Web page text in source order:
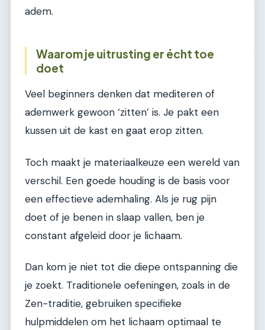
adem.
Waarom je uitrusting er écht toe
doet
Veel beginners denken dat mediteren of
ademwerk gewoon ‘zitten’ is. Je pakt een
kussen uit de kast en gaat erop zitten.
Toch maakt je materiaalkeuze een wereld van
verschil. Een goede houding is de basis voor
een effectieve ademhaling. Als je rug pijn
doet of je benen in slaap vallen, ben je
constant afgeleid door je lichaam.
Dan kom je niet tot die diepe ontspanning die
je zoekt. Traditionele oefeningen, zoals in de
Zen-traditie, gebruiken specifieke
hulpmiddelen om het lichaam optimaal te